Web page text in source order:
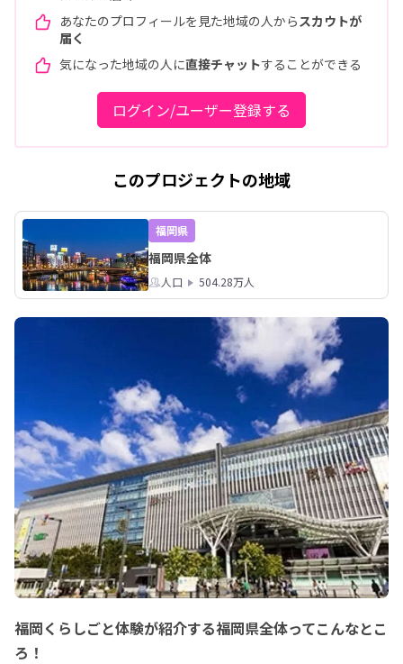
あなたのプロフィールを見た地域の人からスカウトが
届く
気になった地域の人に直接チャットすることができる
ログイン/ユーザー登録する
このプロジェクトの地域
福岡県
福岡県全体
人口 504.28万人
福岡くらしごと体験が紹介する福岡県全体ってこんなとこ
ろ！